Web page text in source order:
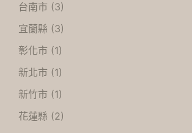
台南市 (3)
宜蘭縣 (3)
彰化市 (1)
新北市 (1)
新竹市 (1)
花蓮縣 (2)